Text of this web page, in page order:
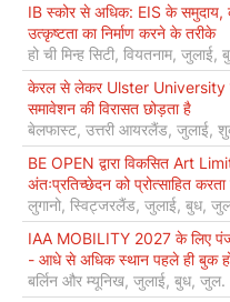
IB स्कोर से अधिक: EIS के
उत्कृष्टता का निर्माण करने के तरीके
हो ची मिन्ह सिटी, वियतनाम,
केरल से लेकर Ulster University
समावेशन की विरासत छोड़ता है
बेलफास्ट, उत्तरी आयरलैंड, जुलाई,
BE OPEN द्वारा विकसित Art
अंतःप्रतिच्छेदन को प्रोत्साहित करता
लुगानो, स्विट्जरलैंड, जुलाई, बुध,
IAA MOBILITY 2027 के लिए
- आधे से अधिक स्थान पहले ही बुक
बर्लिन और म्यूनिख, जुलाई, बुध,